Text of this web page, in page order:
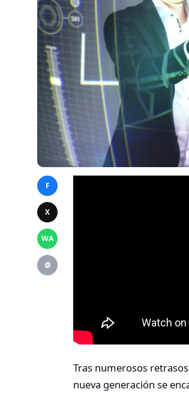
F
X
WA
@
Tras numerosos
nueva generación se